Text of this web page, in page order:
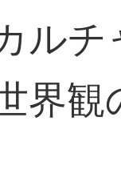
ルチ
界